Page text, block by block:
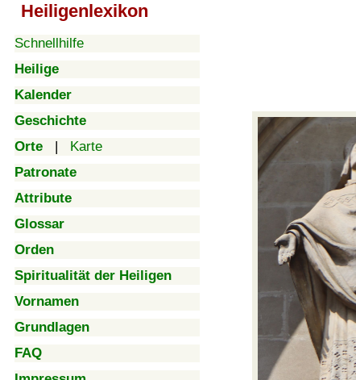
Heiligenlexikon
Schnellhilfe
Heilige
Kalender
Geschichte
Orte | Karte
Patronate
Attribute
Glossar
Orden
Spiritualität der Heiligen
Vornamen
Grundlagen
FAQ